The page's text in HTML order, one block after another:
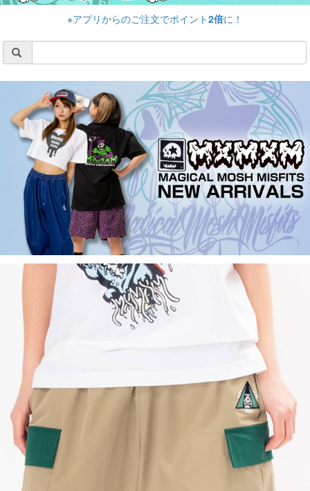
※アプリからのご注文でポイント2倍に！